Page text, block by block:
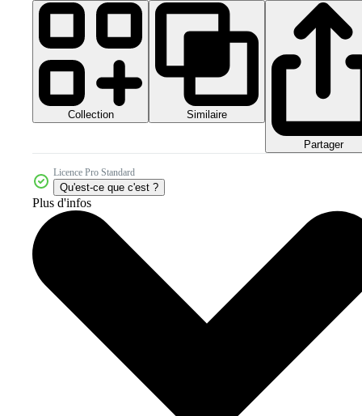
Collection Similaire
Partager
Licence Pro Standard
Qu'est-ce que c'est ?
Plus d'infos